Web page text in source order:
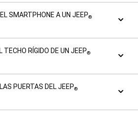
SMARTPHONE A UN JEEP®
TECHO RÍGIDO DE UN JEEP®
PUERTAS DEL JEEP®